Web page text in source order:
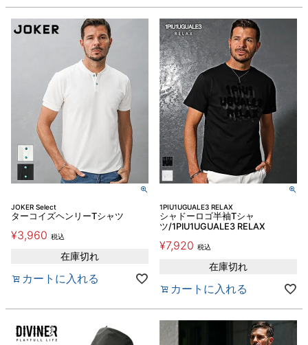
JOKER Select
ターコイズヘンリーTシャツ
¥3,960 税込
在庫切れ
カートに入れる
1PIU1UGUALE3 RELAX
シャドーロゴ半袖Tシャ
ツ/1PIU1UGUALE3 RELAX
¥7,920 税込
在庫切れ
カートに入れる